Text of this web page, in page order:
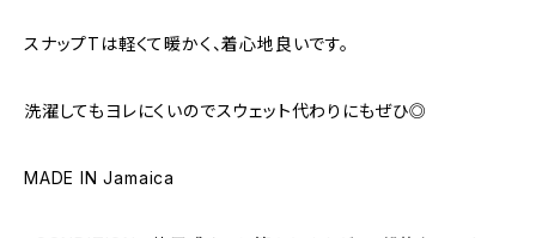
スナップTは軽くて暖かく、着心地良いです。
洗濯してもヨレにくいのでスウェット代わりにもぜひ◎
MADE IN Jamaica